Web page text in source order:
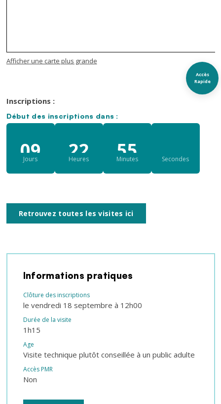
Accès
Rapide
Afficher une carte plus grande
Inscriptions :
Début des inscriptions dans :
09
Jours 22
Heures 55
Minutes 39
Secondes
Retrouvez toutes les visites ici
Informations pratiques
Clôture des inscriptions
le vendredi 18 septembre à 12h00
Durée de la visite
1h15
Age
Visite technique plutôt conseillée à un public adulte
Accès PMR
Non